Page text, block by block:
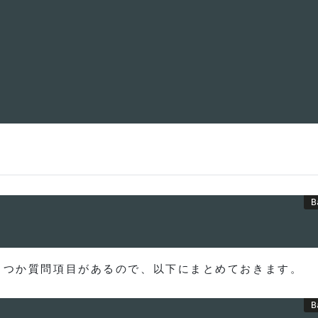
か質問項目があるので、以下にまとめておきます。